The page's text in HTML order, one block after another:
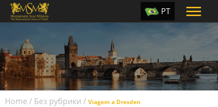
TR
PT
UA
Home / Без рубрики / Viagem a Dresden